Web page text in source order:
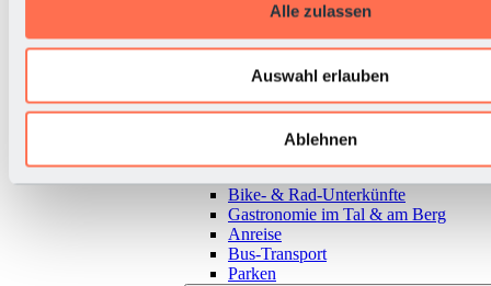
Alle zulassen
Auswahl erlauben
Ablehnen
Zurück
Bike- & Rad-Unterkünfte
Gastronomie im Tal & am Berg
Anreise
Bus-Transport
Parken